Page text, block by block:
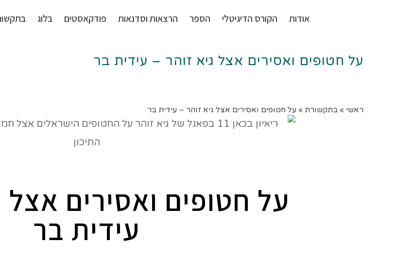
אודות הקורס הדיגיטלי הספר הרצאות וסדנאות פודקאסטים בלוג
על חטופים ואסירים אצל גיא זוהר – עידית בר
ראשי » בתקשורת » על חטופים ואסירים אצל גיא זוהר – עידית בר
על חטופים ואסירים אצל
עידית בר